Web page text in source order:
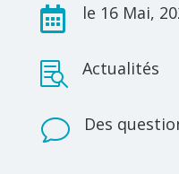
 le 16 Mai,
 Actualités
v Des